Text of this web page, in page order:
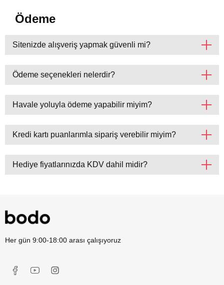
Ödeme
Sitenizde alışveriş yapmak güvenli mi?
Ödeme seçenekleri nelerdir?
Havale yoluyla ödeme yapabilir miyim?
Kredi kartı puanlarımla sipariş verebilir miyim?
Hediye fiyatlarınızda KDV dahil midir?
Her gün 9:00-18:00 arası çalışıyoruz